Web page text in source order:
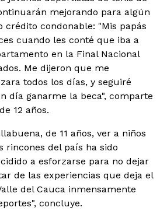
mejorando para algún
crédito condonable: "Mis papás
cuando les conté que iba a
en la Final Nacional
Me dijeron que me
todos los días, y seguiré
día ganarme la beca", comparte
12 años.
de 11 años, ver a niños
rincones del país ha sido
a esforzarse para no dejar
de las experiencias que deja el
del Cauca inmensamente
concluye.